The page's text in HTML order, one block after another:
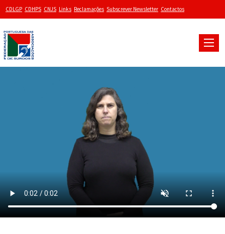
CDLGP CDHPS CNJS Links Reclamações Subscrever Newsletter Contactos
Toggle